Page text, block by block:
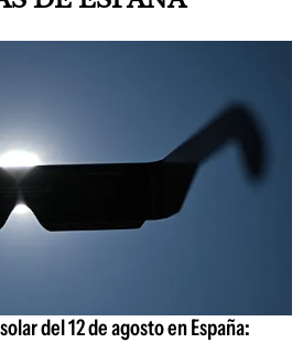
del 12 de agosto en España: